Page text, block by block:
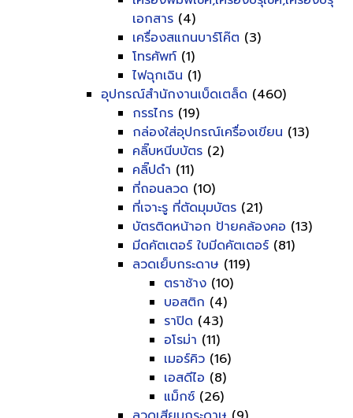
เอกสาร (4)
เครื่องสแกนบาร์โค๊ต (3)
โทรศัพท์ (1)
ไฟฉุกเฉิน (1)
อุปกรณ์สำนักงานเบ็ดเตล็ด (460)
กรรไกร (19)
กล่องใส่อุปกรณ์เครื่องเขียน (13)
คลิ๊บหนีบบัตร (2)
คลิ๊ปดำ (11)
ที่ถอนลวด (10)
ที่เจาะรู ที่ตัดมุมบัตร (21)
บัตรติดหน้าอก ป้ายคล้องคอ (13)
มีดคัตเตอร์ ใบมีดคัตเตอร์ (81)
ลวดเย็บกระดาษ (119)
ตราช้าง (10)
บอสติก (4)
ราปิด (43)
อโรม่า (11)
เมอร์คิว (16)
เอสดีไอ (8)
แม็กซ์ (26)